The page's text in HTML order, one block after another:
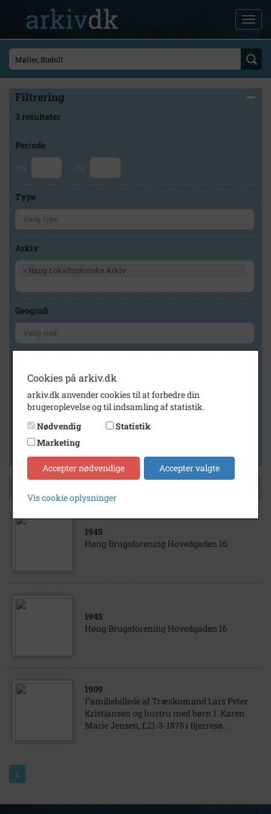
Filtrering
3 resultater
Periode
Fra Til
Type
Arkiv
× Høng Lokalhistoriske Arkiv
Geografi
Vis kun med billeder
Vis kun med filmklip
Vis kun med kilder
1945
Høng Brugsforening Hovedgaden 16
1945
Høng Brugsforening Hovedgaden 16
1909
Familiebillede af Træskomand Lars Peter
Kristiansen og hustru med børn 1. Karen
Marie Jensen, f.21-3-1875 i Bjerresø...
1
Cookies på arkiv.dk
arkiv.dk anvender cookies til at forbedre din
brugeroplevelse og til indsamling af statistik.
Nødvendig
Statistik
Marketing
Accepter nødvendige Accepter valgte
Vis cookie oplysninger